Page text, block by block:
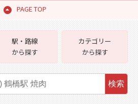
PAGE TOP
駅・路線
から探す
カテゴリー
から探す
検索